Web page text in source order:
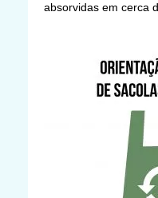
absorvidas em cerca